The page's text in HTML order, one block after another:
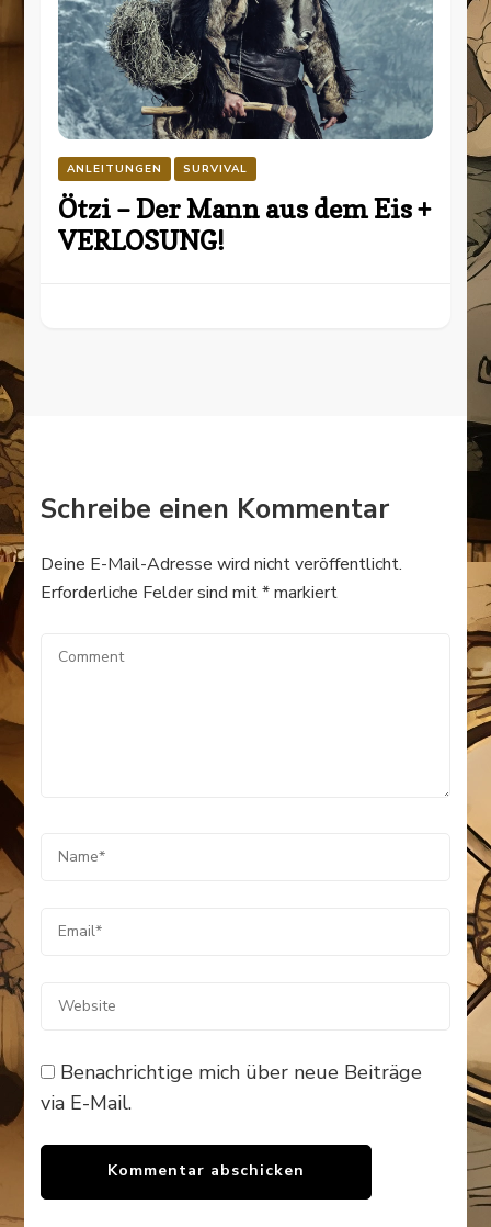
ANLEITUNGEN SURVIVAL
Ötzi – Der Mann aus dem Eis +
VERLOSUNG!
Schreibe einen Kommentar
Deine E-Mail-Adresse wird nicht veröffentlicht.
Erforderliche Felder sind mit*markiert
Benachrichtige mich über neue Beiträge
via E-Mail.